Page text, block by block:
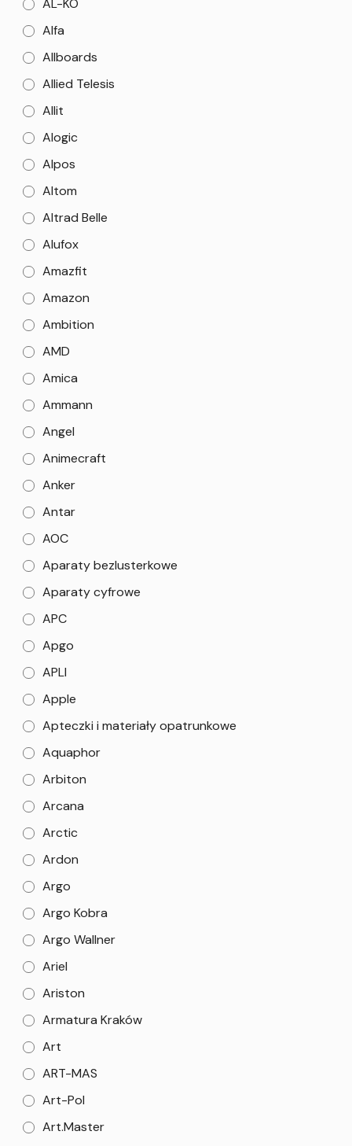
AL-KO
Alfa
Allboards
Allied Telesis
Allit
Alogic
Alpos
Altom
Altrad Belle
Alufox
Amazfit
Amazon
Ambition
AMD
Amica
Ammann
Angel
Animecraft
Anker
Antar
AOC
Aparaty bezlusterkowe
Aparaty cyfrowe
APC
Apgo
APLI
Apple
Apteczki i materiały opatrunkowe
Aquaphor
Arbiton
Arcana
Arctic
Ardon
Argo
Argo Kobra
Argo Wallner
Ariel
Ariston
Armatura Kraków
Art
ART-MAS
Art-Pol
Art.Master